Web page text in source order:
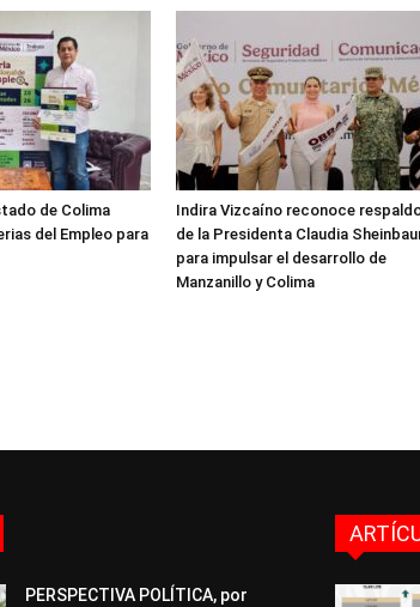
de Colima
del Empleo para
Indira Vizcaíno reconoce
de la Presidenta Claudia
para impulsar el desarrollo de
Manzanillo y Colima
PERSPECTIVA POLÍTICA, por